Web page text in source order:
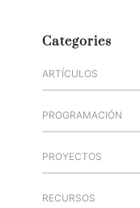
Categories
ARTÍCULOS
PROGRAMACIÓN
PROYECTOS
RECURSOS